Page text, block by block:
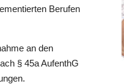
Berufen
an den
§ 45a AufenthG